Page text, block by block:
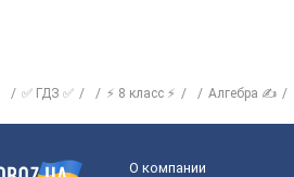
✅ ГДЗ ✅ ⚡ 8 класс ⚡ Алгебра ✍
О компании